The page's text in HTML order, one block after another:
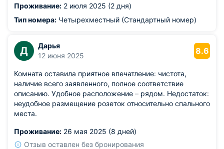
Проживание: 2 июля 2025 (2 дня)
Тип номера: Четырехместный (Стандартный номер)
Д
Дарья
12 июня 2025
8.6
Комната оставила приятное впечатление: чистота,
наличие всего заявленного, полное соответствие
описанию. Удобное расположение – рядом. Недостаток:
неудобное размещение розеток относительно спального
места.
Проживание: 26 мая 2025 (8 дней)
Отзыв оставлен без бронирования